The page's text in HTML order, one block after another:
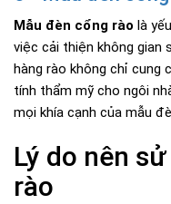
Mẫu đèn cổng rào là
việc cải thiện không gian
hàng rào không chỉ cung
tính thẩm mỹ cho ngôi
mọi khía cạnh của mẫu
Lý do nên
rào